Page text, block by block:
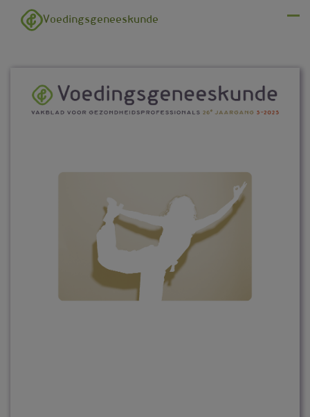
Overslaan en naar de inhoud gaan
Voedingsgeneeskunde